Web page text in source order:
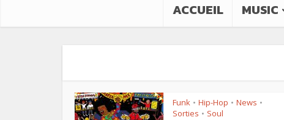
ACCUEIL MUSIC
Funk • Hip-Hop • News •
Sorties • Soul